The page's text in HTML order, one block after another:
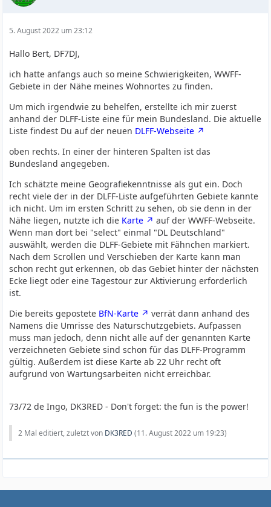
5. August 2022 um 23:12
Hallo Bert, DF7DJ,
ich hatte anfangs auch so meine Schwierigkeiten, WWFF-
Gebiete in der Nähe meines Wohnortes zu finden.
Um mich irgendwie zu behelfen, erstellte ich mir zuerst
anhand der DLFF-Liste eine für mein Bundesland. Die aktuelle
Liste findest Du auf der neuen DLFF-Webseite
oben rechts. In einer der hinteren Spalten ist das
Bundesland angegeben.
Ich schätzte meine Geografiekenntnisse als gut ein. Doch
recht viele der in der DLFF-Liste aufgeführten Gebiete kannte
ich nicht. Um im ersten Schritt zu sehen, ob sie denn in der
Nähe liegen, nutzte ich die Karte
auf der WWFF-Webseite.
Wenn man dort bei "select" einmal "DL Deutschland"
auswählt, werden die DLFF-Gebiete mit Fähnchen markiert.
Nach dem Scrollen und Verschieben der Karte kann man
schon recht gut erkennen, ob das Gebiet hinter der nächsten
Ecke liegt oder eine Tagestour zur Aktivierung erforderlich
ist.
Die bereits gepostete BfN-Karte
verrät dann anhand des
Namens die Umrisse des Naturschutzgebiets. Aufpassen
muss man jedoch, denn nicht alle auf der genannten Karte
verzeichneten Gebiete sind schon für das DLFF-Programm
gültig. Außerdem ist diese Karte ab 22 Uhr recht oft
aufgrund von Wartungsarbeiten nicht erreichbar.
73/72 de Ingo, DK3RED - Don't forget: the fun is the power!
2 Mal editiert, zuletzt von DK3RED (11. August 2022 um 19:23)